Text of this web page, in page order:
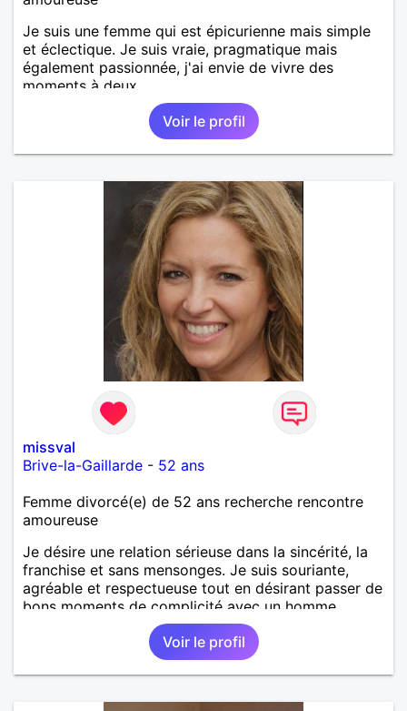
Je suis une femme qui est épicurienne mais simple
et éclectique. Je suis vraie, pragmatique mais
également passionnée, j'ai envie de vivre des
moments à deux.
Voir le profil
missval
Brive-la-Gaillarde - 52 ans
Femme divorcé(e) de 52 ans recherche rencontre
amoureuse
Je désire une relation sérieuse dans la sincérité, la
franchise et sans mensonges. Je suis souriante,
agréable et respectueuse tout en désirant passer de
bons moments de complicité avec un homme
voulant aller dans la même direction que moi.
Voir le profil